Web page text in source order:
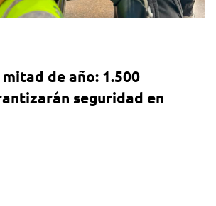
de año: 1.500
seguridad en